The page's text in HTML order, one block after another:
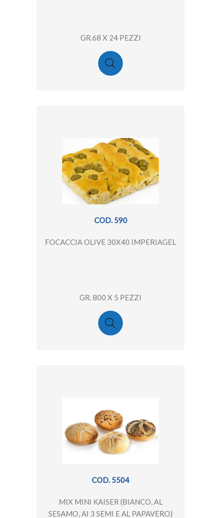
GR.68 X 24 PEZZI
COD. 590
FOCACCIA OLIVE 30X40 IMPERIAGEL
GR. 800 X 5 PEZZI
COD. 5504
MIX MINI KAISER (BIANCO, AL
SESAMO, AI 3 SEMI E AL PAPAVERO)